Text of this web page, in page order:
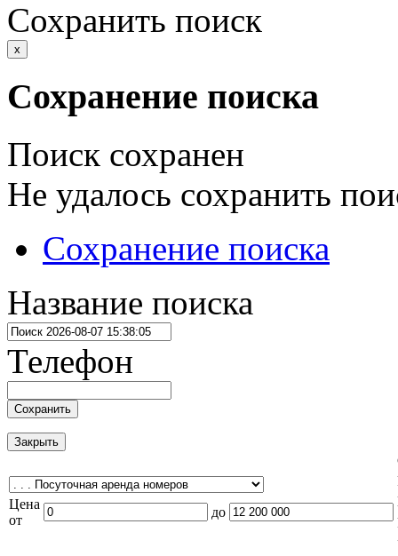
Сохранить поиск
x
Сохранение поиска
Поиск сохранен
Не удалось сохранить
Сохранение поиска
Название поиска
Телефон
Сохранить
Закрыть
Цена
от
до